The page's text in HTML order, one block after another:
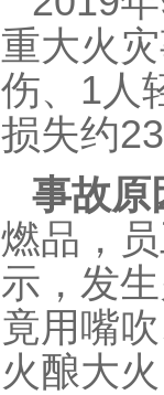
重大火
伤、1人
损失约
事故原
燃品，
示，发
竟用嘴
火酿大